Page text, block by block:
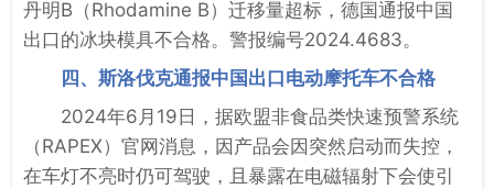
丹明B（Rhodamine B）迁移量超标，德国通报中国
出口的冰块模具不合格。警报编号2024.4683。
四、斯洛伐克通报中国出口电动摩托车不合格
2024年6月19日，据欧盟非食品类快速预警系统
（RAPEX）官网消息，因产品会因突然启动而失控，
在车灯不亮时仍可驾驶，且暴露在电磁辐射下会使引